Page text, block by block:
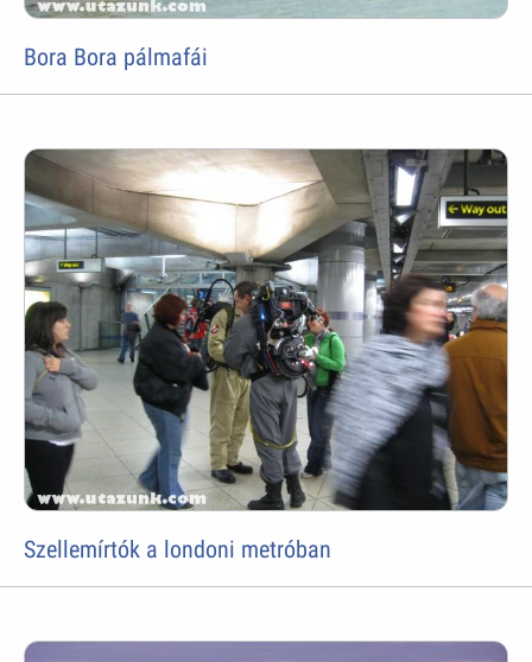
Bora Bora pálmafái
Szellemírtók a londoni metróban